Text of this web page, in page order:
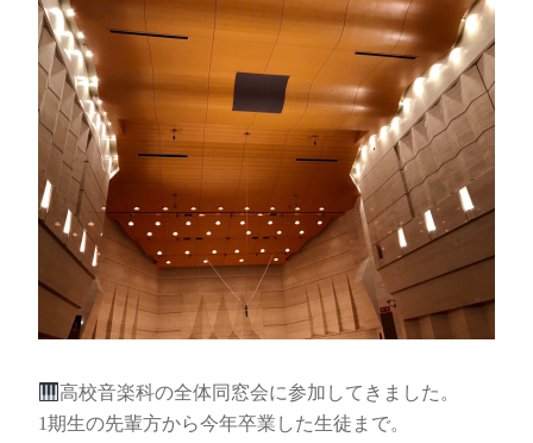
高校音楽科の全体同窓会に参加してきました。
1期生の先輩方から今年卒業した生徒まで。